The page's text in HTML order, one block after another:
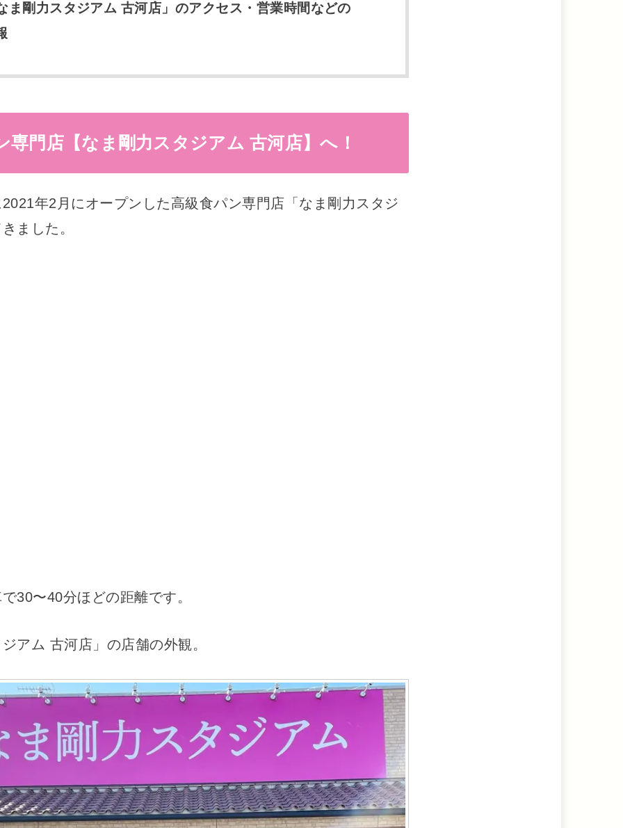
ま剛力スタジアム 古河店」のアクセス・営業時間などの
専門店【なま剛力スタジアム 古河店】へ！
年2月にオープンした高級食パン専門店「なま剛力スタジ
ました。
30〜40分ほどの距離です。
アム 古河店」の店舗の外観。